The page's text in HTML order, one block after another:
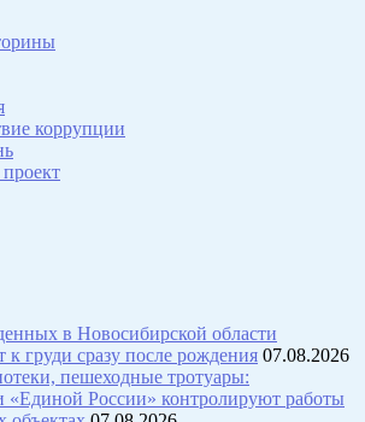
коррупции
в Новосибирской области
груди сразу после рождения 07.08.2026
пешеходные тротуары:
«Единой России» контролируют работы